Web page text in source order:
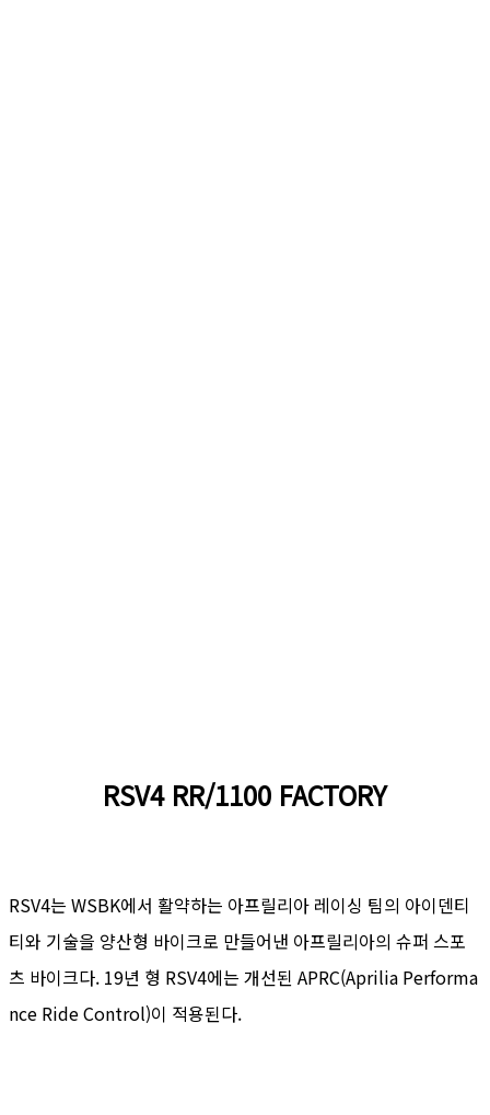
RSV4 RR/1100 FACTORY
RSV4는 WSBK에서 활약하는 아프릴리아 레이싱 팀의 아이덴티
티와 기술을 양산형 바이크로 만들어낸 아프릴리아의 슈퍼 스포
츠 바이크다. 19년 형 RSV4에는 개선된 APRC(Aprilia Performa
nce Ride Control)이 적용된다.